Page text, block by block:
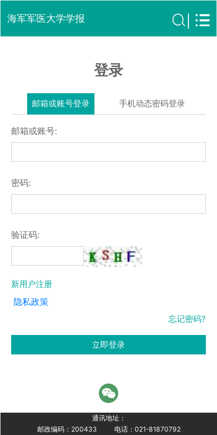
海军军医大学学报
登录
邮箱或账号登录 手机动态密码登录
邮箱或账号:
密码:
验证码:
新用户注册
隐私政策
忘记密码?
立即登录
通讯地址：
邮政编码：200433
电话：021-81870792